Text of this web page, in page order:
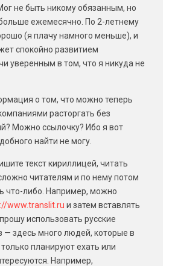
не быть никому обязанным, но
ежемесячно. По 2-летнему
(я плачу намного меньше), и
спокойно развитием
уверенным в том, что я никуда не
о том, что можно теперь
расторгать без
Можно ссылочку? Ибо я вот
найти не могу.
текст кириллицей, читать
читателям и по нему потом
что-либо. Например, можно
www.translit.ru и затем вставлять
использовать русские
— здесь много людей, которые в
планируют ехать или
Например,